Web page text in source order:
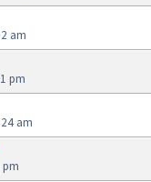
am
pm
am
pm